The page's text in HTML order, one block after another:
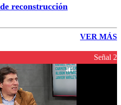
reconstrucción
VER MÁS
Señal 2